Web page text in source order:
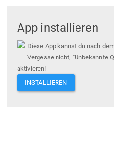
App installieren
Diese App kannst du nach
Vergesse nicht, "Unbekannte
aktivieren!
INSTALLIEREN